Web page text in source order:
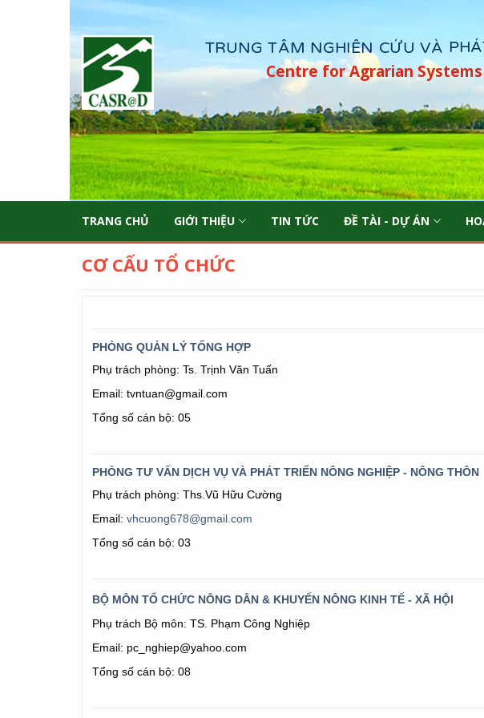
Centre for Agrarian
TRANG CHỦ GIỚI THIỆU TIN TỨC ĐỀ TÀI - DỰ ÁN
CƠ CẤU TỔ CHỨC
PHÒNG QUẢN LÝ TỔNG HỢP
Phụ trách phòng: Ts. Trịnh Văn Tuấn
Email: tvntuan@gmail.com
Tổng số cán bộ: 05
PHÒNG TƯ VẤN DỊCH VỤ VÀ PHÁT TRIỂN NÔNG NGHIỆP - NÔNG THÔN
Phụ trách phòng: Ths.Vũ Hữu Cường
Email: vhcuong678@gmail.com
Tổng số cán bộ: 03
BỘ MÔN TỔ CHỨC NÔNG DÂN & KHUYẾN NÔNG KINH TẾ - XÃ HỘI
Phụ trách Bộ môn: TS. Phạm Công Nghiệp
Email: pc_nghiep@yahoo.com
Tổng số cán bộ: 08